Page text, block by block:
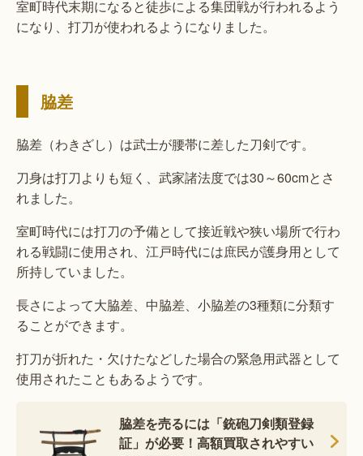
室町時代末期になると徒歩による集団戦が行われるよう
になり、打刀が使われるようになりました。
脇差
脇差（わきざし）は武士が腰帯に差した刀剣です。
刀身は打刀よりも短く、武家諸法度では30～60cmとさ
れました。
室町時代には打刀の予備として接近戦や狭い場所で行わ
れる戦闘に使用され、江戸時代には庶民が護身用として
所持していました。
長さによって大脇差、中脇差、小脇差の3種類に分類す
ることができます。
打刀が折れた・欠けたなどした場合の緊急用武器として
使用されたこともあるようです。
脇差を売るには「銃砲刀剣類登録
証」が必要！高額買取されやすい